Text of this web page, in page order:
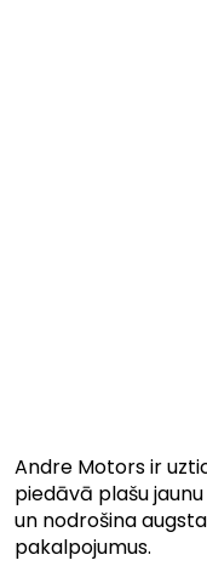
Andre Motors ir
piedāvā plašu
un nodrošina
pakalpojumus.